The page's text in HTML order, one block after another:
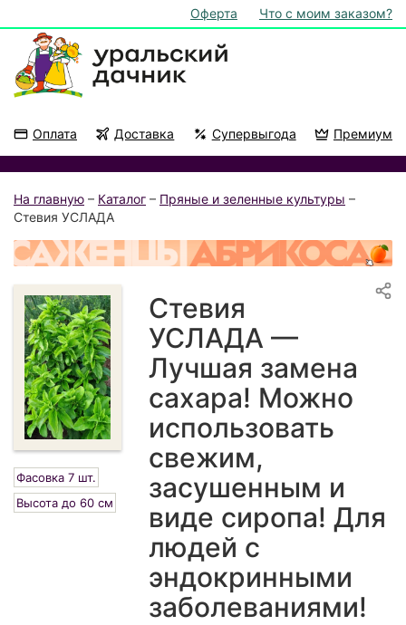
Оферта Что с моим заказом?
Оплата Доставка Супервыгода Премиум
На главную – Каталог – Пряные и зеленные культуры –
Стевия УСЛАДА
Фасовка 7 шт.
Высота до 60 см
Стевия
УСЛАДА —
Лучшая замена
сахара! Можно
использовать
свежим,
засушенным и
виде сиропа! Для
людей с
эндокринными
заболеваниями!